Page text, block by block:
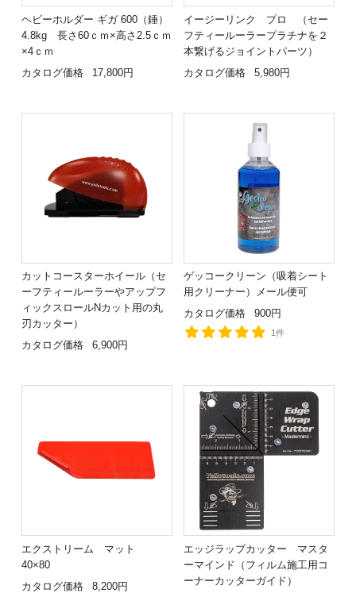
ヘビーホルダー ギガ 600（錘）
4.8kg 長さ60ｃｍ×高さ2.5ｃｍ
×4ｃｍ
カタログ価格
17,800円
イージーリンク プロ （セー
フティールーラープラチナを２
本繋げるジョイントパーツ）
カタログ価格
5,980円
カットコースターホイール（セ
ーフティールーラーやアップフ
ィックスロールNカット用の丸
刃カッター）
カタログ価格
6,900円
ゲッコークリーン（吸着シート
用クリーナー）メール便可
カタログ価格
900円
1件
エクストリーム マット
40×80
カタログ価格
8,200円
エッジラップカッター マスタ
ーマインド（フィルム施工用コ
ーナーカッターガイド）